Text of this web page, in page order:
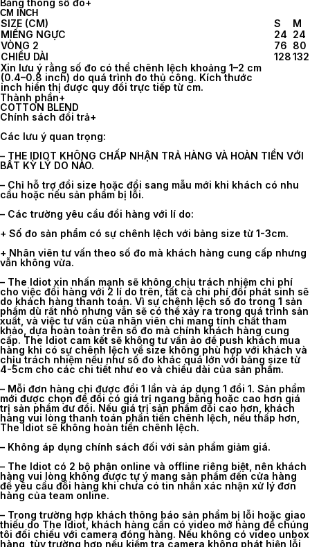
Bảng thông số đo+
CM INCH
SIZE (CM) S
M
MIẾNG NGỰC
24 24
VÒNG 2
76 80
CHIỀU DÀI
128132
Xin lưu ý rằng số đo có thể chênh lệch khoảng 1–2 cm
(0.4–0.8 inch) do quá trình đo thủ công. Kích thước
inch hiển thị được quy đổi trực tiếp từ cm.
Thành phần+
COTTON BLEND
Chính sách đổi trả+
Các lưu ý quan trọng:
– THE IDIOT KHÔNG CHẤP NHẬN TRẢ HÀNG VÀ HOÀN TIỀN VỚI
BẤT KỲ LÝ DO NÀO.
– Chỉ hỗ trợ đổi size hoặc đổi sang mẫu mới khi khách có nhu
cầu hoặc nếu sản phẩm bị lỗi.
– Các trường yêu cầu đổi hàng với lí do:
+ Số đo sản phẩm có sự chênh lệch với bảng size từ 1-3cm.
+ Nhân viên tư vấn theo số đo mà khách hàng cung cấp nhưng
vẫn không vừa.
– The Idiot xin nhấn mạnh sẽ không chịu trách nhiệm chi phí
cho việc đổi hàng với 2 lí do trên, tất cả chi phí đổi phát sinh sẽ
do khách hàng thanh toán. Vì sự chênh lệch số đo trong 1 sản
phẩm dù rất nhỏ nhưng vẫn sẽ có thể xảy ra trong quá trình sản
xuất, và việc tư vấn của nhân viên chỉ mang tính chất tham
khảo, dựa hoàn toàn trên số đo mà chính khách hàng cung
cấp. The Idiot cam kết sẽ không tư vấn ảo để push khách mua
hàng khi có sự chênh lệch về size không phù hợp với khách và
chịu trách nhiệm nếu như số đo khác quá lớn với bảng size từ
4-5cm cho các chi tiết như eo và chiều dài của sản phẩm.
– Mỗi đơn hàng chỉ được đổi 1 lần và áp dụng 1 đổi 1. Sản phẩm
mới được chọn để đổi có giá trị ngang bằng hoặc cao hơn giá
trị sản phẩm đư đổi. Nếu giá trị sản phẩm đổi cao hơn, khách
hàng vui lòng thanh toán phần tiền chênh lệch, nếu thấp hơn,
The Idiot sẽ không hoàn tiền chênh lệch.
– Không áp dụng chính sách đối với sản phẩm giảm giá.
– The Idiot có 2 bộ phận online và offline riêng biệt, nên khách
hàng vui lòng không được tự ý mang sản phẩm đến cửa hàng
để yêu cầu đổi hàng khi chưa có tin nhắn xác nhận xử lý đơn
hàng của team online.
– Trong trường hợp khách thông báo sản phẩm bị lỗi hoặc giao
thiếu do The Idiot, khách hàng cần có video mở hàng để chúng
tôi đối chiếu với camera đóng hàng. Nếu không có video unbox
hàng, tùy trường hợp nếu kiểm tra camera không phát hiện lỗi